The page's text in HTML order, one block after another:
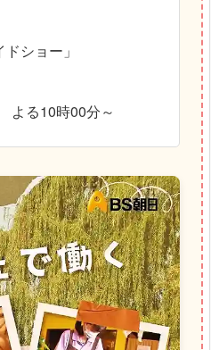
ショー」
よる10時00分～